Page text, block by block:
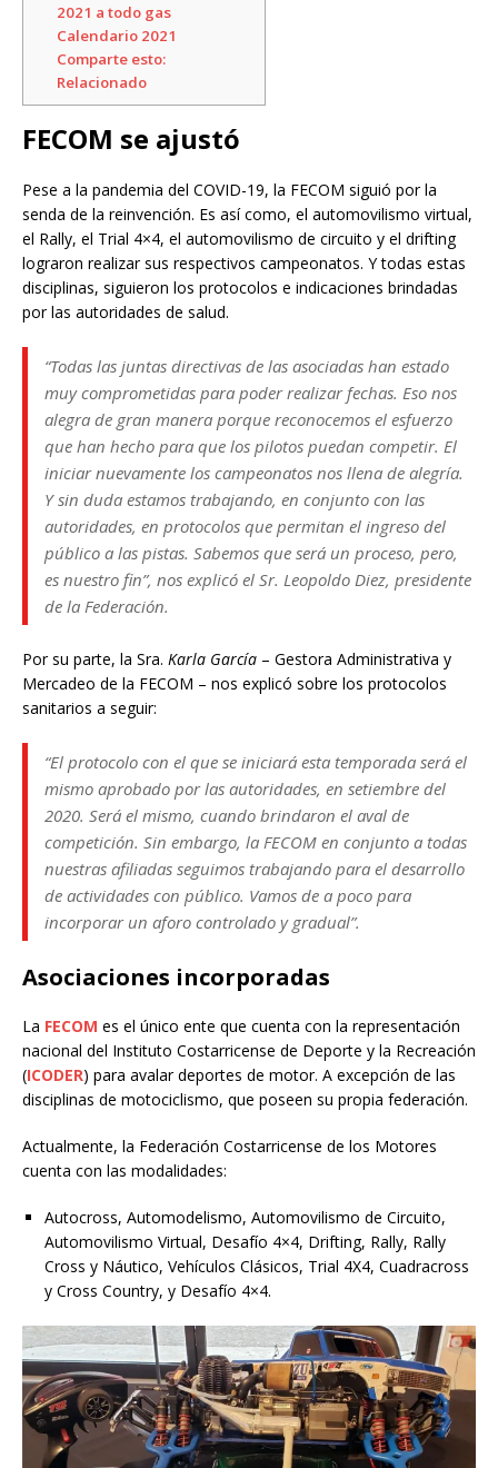
2021 a todo gas
Calendario 2021
Comparte esto:
Relacionado
FECOM se ajustó
Pese a la pandemia del COVID-19, la FECOM siguió por la
senda de la reinvención. Es así como, el automovilismo virtual,
el Rally, el Trial 4×4, el automovilismo de circuito y el drifting
lograron realizar sus respectivos campeonatos. Y todas estas
disciplinas, siguieron los protocolos e indicaciones brindadas
por las autoridades de salud.
“Todas las juntas directivas de las asociadas han estado
muy comprometidas para poder realizar fechas. Eso nos
alegra de gran manera porque reconocemos el esfuerzo
que han hecho para que los pilotos puedan competir. El
iniciar nuevamente los campeonatos nos llena de alegría.
Y sin duda estamos trabajando, en conjunto con las
autoridades, en protocolos que permitan el ingreso del
público a las pistas. Sabemos que será un proceso, pero,
es nuestro fin”, nos explicó el Sr. Leopoldo Diez, presidente
de la Federación.
Por su parte, la Sra. Karla García – Gestora Administrativa y
Mercadeo de la FECOM – nos explicó sobre los protocolos
sanitarios a seguir:
“El protocolo con el que se iniciará esta temporada será el
mismo aprobado por las autoridades, en setiembre del
2020. Será el mismo, cuando brindaron el aval de
competición. Sin embargo, la FECOM en conjunto a todas
nuestras afiliadas seguimos trabajando para el desarrollo
de actividades con público. Vamos de a poco para
incorporar un aforo controlado y gradual”.
Asociaciones incorporadas
La FECOM es el único ente que cuenta con la representación
nacional del Instituto Costarricense de Deporte y la Recreación
(ICODER) para avalar deportes de motor. A excepción de las
disciplinas de motociclismo, que poseen su propia federación.
Actualmente, la Federación Costarricense de los Motores
cuenta con las modalidades:
Autocross, Automodelismo, Automovilismo de Circuito,
Automovilismo Virtual, Desafío 4×4, Drifting, Rally, Rally
Cross y Náutico, Vehículos Clásicos, Trial 4X4, Cuadracross
y Cross Country, y Desafío 4×4.